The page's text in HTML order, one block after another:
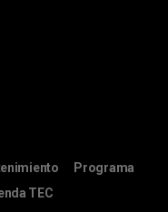
Programa
TEC